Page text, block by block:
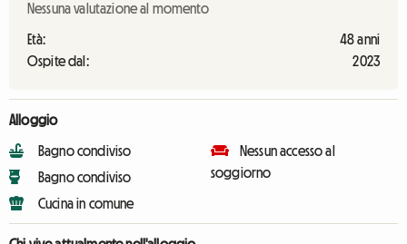
Nessuna valutazione al momento
Età:
48 anni
Ospite dal:
2023
Alloggio
Bagno condiviso
Bagno condiviso
Cucina in comune
Nessun accesso al
soggiorno